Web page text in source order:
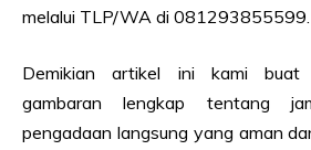
melalui TLP/WA di 081293855599.
Demikian artikel ini kami buat
gambaran lengkap tentang
pengadaan langsung yang aman